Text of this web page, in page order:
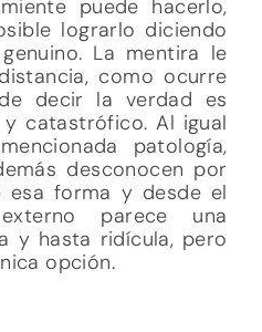
puede hacerlo,
lograrlo diciendo
La mentira le
como ocurre
decir la verdad es
catastrófico. Al igual
patología,
desconocen por
forma y desde el
parece una
y hasta ridícula, pero
opción.